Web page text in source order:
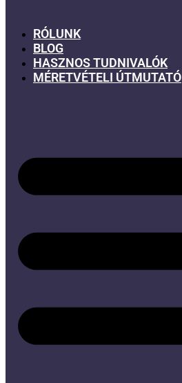
RÓLUNK
BLOG
HASZNOS TUDNIVALÓK
MÉRETVÉTELI ÚTMUTATÓ